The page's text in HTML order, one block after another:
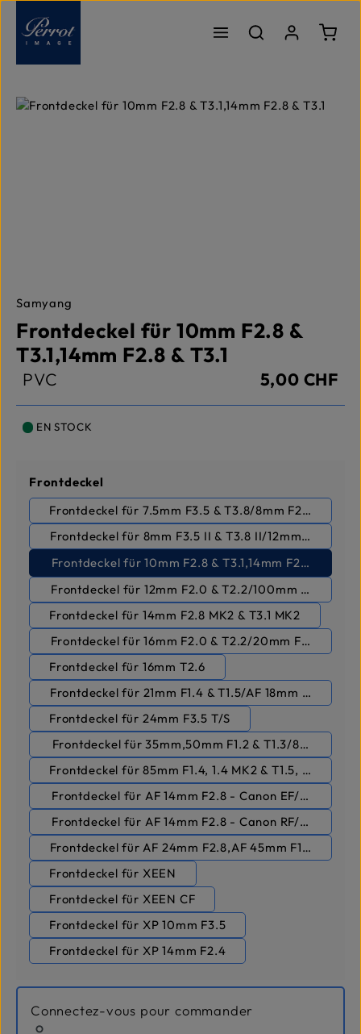
Passer au contenu principal
Le
Ignorer la galerie d'images
Samyang
Frontdeckel für 10mm F2.8 &
T3.1,14mm F2.8 & T3.1
PVC 5,00 CHF
EN STOCK
Sélectionnez
Frontdeckel
Frontdeckel für 7.5mm F3.5 & T3.8/8mm F2.8 II & T3.1
Frontdeckel für 8mm F3.5 II & T3.8 II/12mm F2.8 &
Frontdeckel für 10mm F2.8 & T3.1,14mm F2.8 & T3.1
Frontdeckel für 12mm F2.0 & T2.2/100mm F2.8 &
Frontdeckel für 14mm F2.8 MK2 & T3.1 MK2
Frontdeckel für 16mm F2.0 & T2.2/20mm F1.8 &
Frontdeckel für 16mm T2.6
Frontdeckel für 21mm F1.4 & T1.5/AF 18mm F2.8,AF
Frontdeckel für 24mm F3.5 T/S
Frontdeckel für 35mm,50mm F1.2 & T1.3/85mm F1.8
Frontdeckel für 85mm F1.4, 1.4 MK2 & T1.5, T1.5
Frontdeckel für AF 14mm F2.8 - Canon EF/Nikon F
Frontdeckel für AF 14mm F2.8 - Canon RF/Sony FE
Frontdeckel für AF 24mm F2.8,AF 45mm F1.8 - Sony
Frontdeckel für XEEN
Frontdeckel für XEEN CF
Frontdeckel für XP 10mm F3.5
Frontdeckel für XP 14mm F2.4
Connectez-vous pour commander